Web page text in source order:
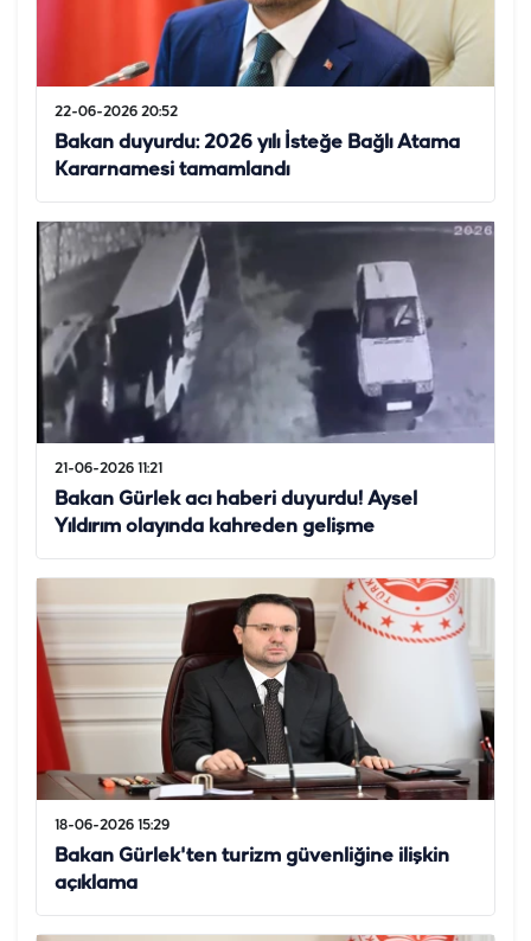
22-06-2026 20:52
Bakan duyurdu: 2026 yılı İsteğe Bağlı Atama
Kararnamesi tamamlandı
21-06-2026 11:21
Bakan Gürlek acı haberi duyurdu! Aysel
Yıldırım olayında kahreden gelişme
18-06-2026 15:29
Bakan Gürlek'ten turizm güvenliğine ilişkin
açıklama